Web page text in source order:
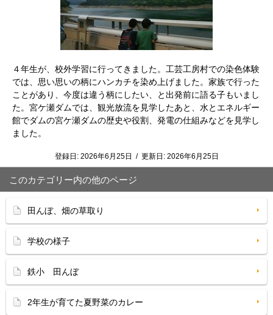
４年生が、校外学習に行ってきました。工芸工房村での染色体験
では、思い思いの柄にハンカチを染め上げました。家族で行った
ことがあり、今度は違う柄にしたい、と出発前に語る子もいまし
た。宮ケ瀬ダムでは、観光放流を見学したあと、水とエネルギー
館でダムの宮ケ瀬ダムの歴史や役割、発電の仕組みなどを見学し
ました。
登録日: 2026年6月25日 / 更新日: 2026年6月25日
このカテゴリー内の他のページ
田んぼ、畑の草取り
学校の様子
鉄小 田んぼ
2年生が育てた夏野菜のカレー